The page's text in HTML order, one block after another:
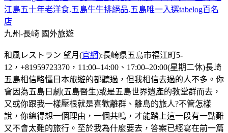
江島五十年老洋食.五島牛牛排絕品.五島唯一入選tabelog百名
店
九州-長崎 國外旅遊
和風レストラン 望月(官網):長崎県五島市福江町5-
12，+81959723370，11:00–14:00、17:00–20:00(星期二休)長崎
五島相信略懂日本旅遊的都聽過，但我相信去過的人不多。你
會因為五島日劇(五島醫生)或是五島世界遺產的教堂群而去，
又或你跟我一樣壓根就是喜歡離群、離島的旅人?不管怎樣
說，你總得想一個理由，一個共鳴，才能踏上這一段有一點難
又不會太難的旅行。至於我為什麼要去，答案已經寫在前一篇